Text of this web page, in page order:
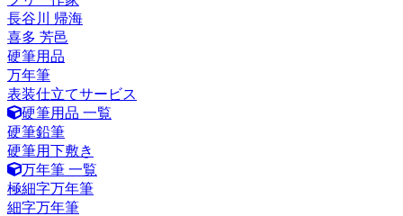
長谷川 帰海
喜多 芳邑
硬筆用品
万年筆
表装仕立てサービス
硬筆用品 一覧
硬筆鉛筆
硬筆用下敷き
万年筆 一覧
極細字万年筆
細字万年筆